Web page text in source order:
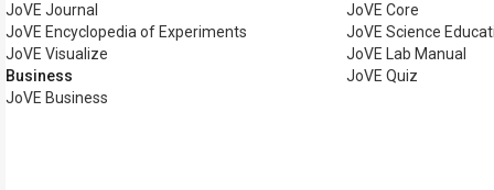
JoVE Journal
JoVE Encyclopedia of Experiments
JoVE Visualize
Business
JoVE Business
JoVE Core
JoVE Science
JoVE Lab Manual
JoVE Quiz